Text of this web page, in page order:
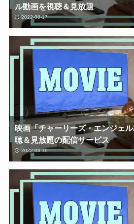
ル動画を視聴＆見放題
2022-08-17
映画「チャーリーズ・エンジェ
聴＆見放題の配信サービス
2022-08-16